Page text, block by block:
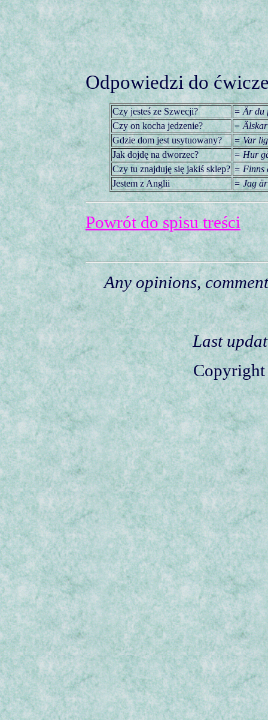
Odpowiedzi do
Czy jesteś ze Szwecji?
= Är du
Czy on kocha jedzenie?
=
Gdzie dom jest usytuowany?
= Var
Jak dojdę na dworzec?
= Hur
Czy tu znajduję się jakiś sklep? = Finns
Jestem z Anglii
= Jag
Powrót do spisu treści
Any opinions,
Last